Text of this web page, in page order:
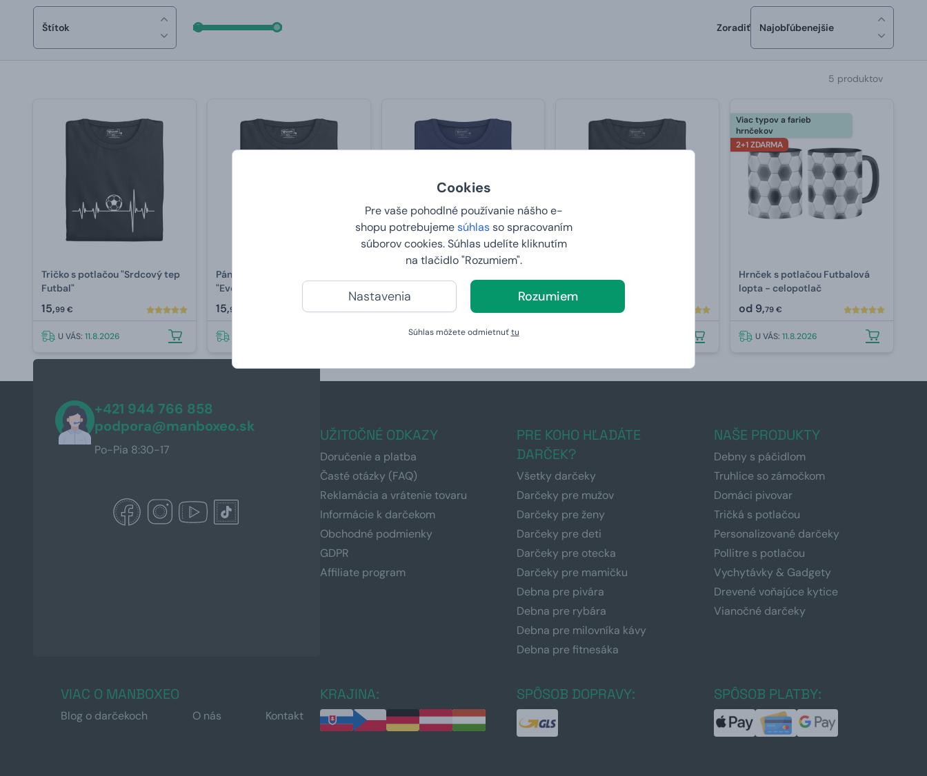
Cookies
Pre vaše pohodlné používanie nášho e-
shopu potrebujemesúhlasso spracovaním
súborov cookies. Súhlas udelíte kliknutím
na tlačidlo "Rozumiem".
Nastavenia Rozumiem
Súhlas môžete odmietnuťtu
Štítok Zoradiť Najobľúbenejšie
5 produktov
Tričko s potlačou "Srdcový tep
Futbal"
15,99 €
U VÁS: 11.8.2026
Pánske tričko s potlačou
"Evolution of Football"
15,99 €
"Astronaut futbalista"
15,
U VÁS:11.8.2026
"Astronaut futbalista pred
výkopom"
Viac typov a farieb
hrnčekov
2+1 ZDARMA
Hrnček s potlačou Futbalová
lopta - celopotlač
od 9,79 €
U VÁS:11.8.2026
+421 944 766 858
podpora@manboxeo.sk
Po-Pia 8:30-17
UŽITOČNÉ ODKAZY
Doručenie a platba
Časté otázky (FAQ)
Reklamácia a vrátenie tovaru
Informácie k darčekom
Obchodné podmienky
GDPR
Affiliate program
PRE KOHO HĽADÁTE
DARČEK?
Všetky darčeky
Darčeky pre mužov
Darčeky pre ženy
Darčeky pre deti
Darčeky pre otecka
Darčeky pre mamičku
Debna pre pivára
Debna pre rybára
Debna pre milovníka kávy
Debna pre fitnesáka
NAŠE PRODUKTY
Debny s páčidlom
Truhlice so zámočkom
Domáci pivovar
Tričká s potlačou
Personalizované darčeky
Pollitre s potlačou
Vychytávky & Gadgety
Drevené voňajúce kytice
Vianočné darčeky
VIAC O MANBOXEO
Blog o darčekoch O nás Kontakt
KRAJINA: SPÔSOB DOPRAVY: SPÔSOB PLATBY: